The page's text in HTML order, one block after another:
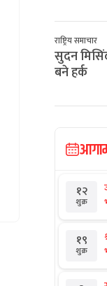
राष्ट्रिय समाचार
सुदन
बने हर्क
१२
शुक्र
१९
शुक्र